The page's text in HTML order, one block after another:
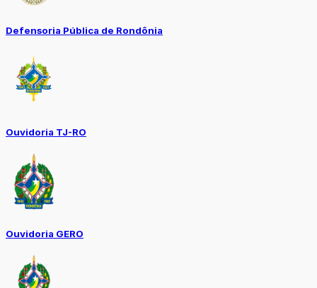
Defensoria Pública de Rondônia
Ouvidoria TJ-RO
Ouvidoria GERO